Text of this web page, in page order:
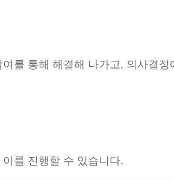
를 통해 해결해 나가고, 의사결정
를 진행할 수 있습니다.